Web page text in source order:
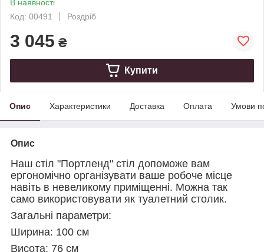
В наявності
Код: 00491
Роздріб
3 045 ₴
Купити
Опис Характеристики Доставка Оплата Умови
Опис
Наш стіл "Портленд" стіл допоможе вам
ергономічно організувати ваше робоче місце
навіть в невеликому приміщенні. Можна так
само використовувати як туалетний столик.
Загальні параметри:
Ширина: 100 cм
Висота: 76 cм